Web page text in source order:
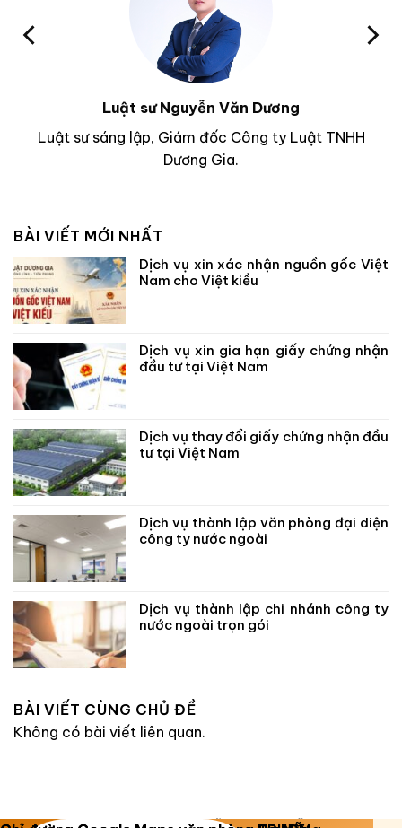
Luật sư Nguyễn Văn Dương
Luật sư sáng lập, Giám đốc Công ty Luật TNHH
Dương Gia.
BÀI VIẾT MỚI NHẤT
Dịch vụ xin xác nhận nguồn gốc Việt
Nam cho Việt kiều
Dịch vụ xin gia hạn giấy chứng nhận
đầu tư tại Việt Nam
Dịch vụ thay đổi giấy chứng nhận đầu
tư tại Việt Nam
Dịch vụ thành lập văn phòng đại diện
công ty nước ngoài
Dịch vụ thành lập chi nhánh công ty
nước ngoài trọn gói
BÀI VIẾT CÙNG CHỦ ĐỀ
Không có bài viết liên quan.